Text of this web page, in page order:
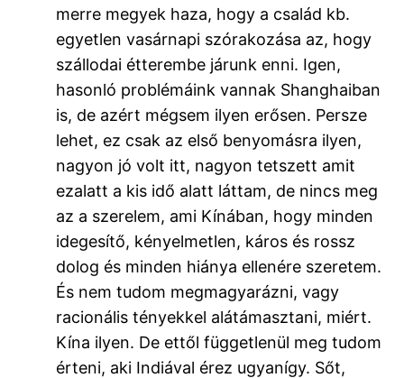
merre megyek haza, hogy a család kb.
egyetlen vasárnapi szórakozása az, hogy
szállodai étterembe járunk enni. Igen,
hasonló problémáink vannak Shanghaiban
is, de azért mégsem ilyen erősen. Persze
lehet, ez csak az első benyomásra ilyen,
nagyon jó volt itt, nagyon tetszett amit
ezalatt a kis idő alatt láttam, de nincs meg
az a szerelem, ami Kínában, hogy minden
idegesítő, kényelmetlen, káros és rossz
dolog és minden hiánya ellenére szeretem.
És nem tudom megmagyarázni, vagy
racionális tényekkel alátámasztani, miért.
Kína ilyen. De ettől függetlenül meg tudom
érteni, aki Indiával érez ugyanígy. Sőt,